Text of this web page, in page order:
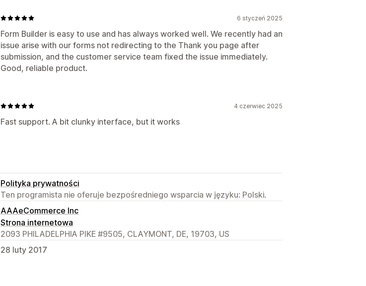
6 styczeń 2025
Form Builder is easy to use and has always worked well. We recently had an
issue arise with our forms not redirecting to the Thank you page after
submission, and the customer service team fixed the issue immediately.
Good, reliable product.
4 czerwiec 2025
Fast support. A bit clunky interface, but it works
Polityka prywatności
Ten programista nie oferuje bezpośredniego wsparcia w języku: Polski.
AAAeCommerce Inc
Strona internetowa
2093 PHILADELPHIA PIKE #9505, CLAYMONT, DE, 19703, US
28 luty 2017